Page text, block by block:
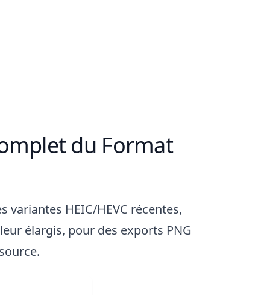
du Format
variantes HEIC/HEVC récentes,
élargis, pour des exports PNG